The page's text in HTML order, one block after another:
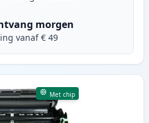
morgen
vanaf € 49
Met chip